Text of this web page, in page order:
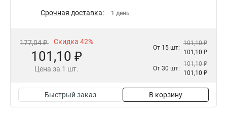
Срочная доставка: 1 день
177,04 ₽ Скидка 42%
101,10 ₽
Цена за 1 шт.
От 15 шт:
101,10 ₽
101,10 ₽
От 30 шт:
101,10 ₽
101,10 ₽
Быстрый заказ В корзину